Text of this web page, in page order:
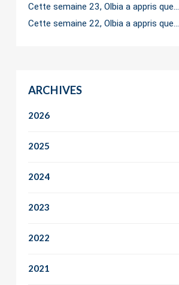
Cette semaine 23, Olbia a appris que…
Cette semaine 22, Olbia a appris que…
ARCHIVES
2026
2025
2024
2023
2022
2021